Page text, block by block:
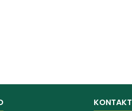
KONTAKT